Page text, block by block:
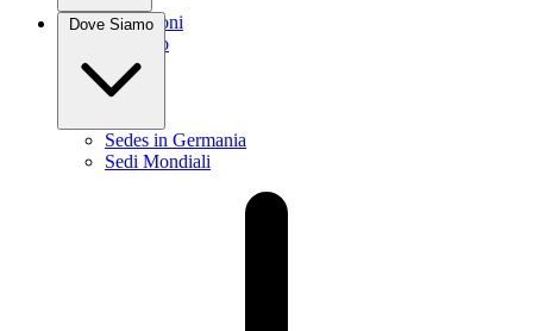
Donazioni
Contatto
Dove Siamo
Sedes in Germania
Sedi Mondiali